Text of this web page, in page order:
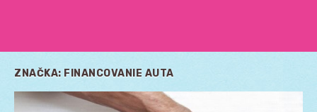
ZNAČKA: FINANCOVANIE AUTA